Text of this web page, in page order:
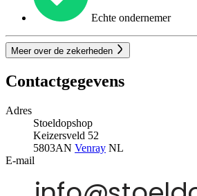
Echte ondernemer
Meer over de zekerheden
Contactgegevens
Adres
Stoeldopshop
Keizersveld 52
5803AN Venray NL
E-mail